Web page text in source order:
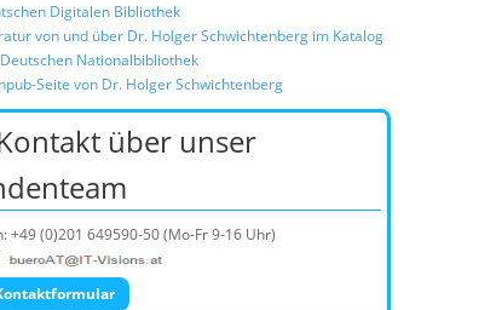
Digitalen Bibliothek
von und über Dr. Holger Schwichtenberg im Katalog
Nationalbibliothek
Seite von Dr. Holger Schwichtenberg
über unser
+49 (0)201 649590-50(Mo-Fr 9-16 Uhr)